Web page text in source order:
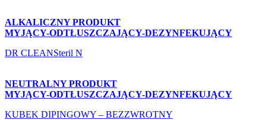
ALKALICZNY PRODUKT
MYJĄCY-ODTŁUSZCZAJĄCY-DEZYNFEKUJĄCY
DR CLEANSteril N
NEUTRALNY PRODUKT
MYJĄCY-ODTŁUSZCZAJĄCY-DEZYNFEKUJĄCY
KUBEK DIPINGOWY – BEZZWROTNY